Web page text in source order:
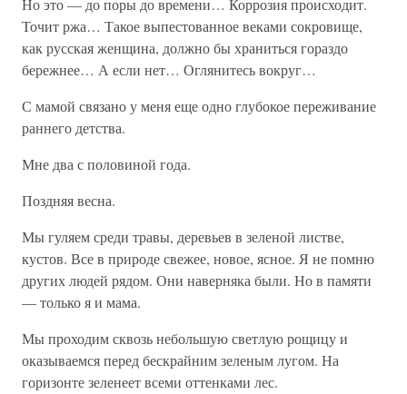
Но это — до поры до времени… Коррозия происходит.
Точит ржа… Такое выпестованное веками сокровище,
как русская женщина, должно бы храниться гораздо
бережнее… А если нет… Оглянитесь вокруг…
С мамой связано у меня еще одно глубокое переживание
раннего детства.
Мне два с половиной года.
Поздняя весна.
Мы гуляем среди травы, деревьев в зеленой листве,
кустов. Все в природе свежее, новое, ясное. Я не помню
других людей рядом. Они наверняка были. Но в памяти
— только я и мама.
Мы проходим сквозь небольшую светлую рощицу и
оказываемся перед бескрайним зеленым лугом. На
горизонте зеленеет всеми оттенками лес.